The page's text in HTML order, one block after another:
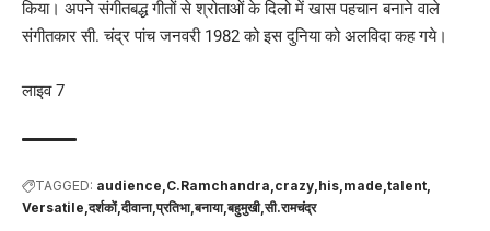
किया। अपने संगीतबद्ध गीतों से श्रोताओं के दिलो में खास पहचान बनाने वाले
संगीतकार सी. चंद्र पांच जनवरी 1982 को इस दुनिया को अलविदा कह गये।
लाइव 7
TAGGED: audience C.Ramchandra crazy his made talent
Versatile दर्शकों दीवाना प्रतिभा बनाया बहुमुखी सी.रामचंद्र